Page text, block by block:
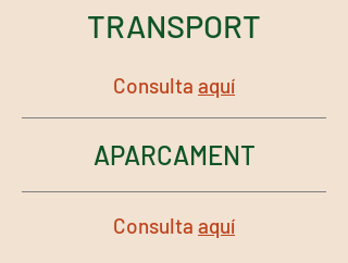
TRANSPORT
Consulta aquí
APARCAMENT
Consulta aquí